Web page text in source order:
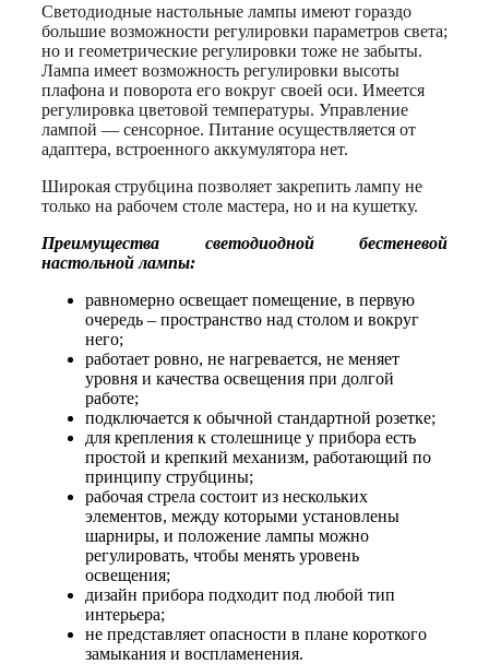
Светодиодные настольные лампы имеют гораздо
большие возможности регулировки параметров света;
но и геометрические регулировки тоже не забыты.
Лампа имеет возможность регулировки высоты
плафона и поворота его вокруг своей оси. Имеется
регулировка цветовой температуры. Управление
лампой — сенсорное. Питание осуществляется от
адаптера, встроенного аккумулятора нет.
Широкая струбцина позволяет закрепить лампу не
только на рабочем столе мастера, но и на кушетку.
Преимущества светодиодной бестеневой
настольной лампы:
равномерно освещает помещение, в первую
очередь – пространство над столом и вокруг
него;
работает ровно, не нагревается, не меняет
уровня и качества освещения при долгой
работе;
подключается к обычной стандартной розетке;
для крепления к столешнице у прибора есть
простой и крепкий механизм, работающий по
принципу струбцины;
рабочая стрела состоит из нескольких
элементов, между которыми установлены
шарниры, и положение лампы можно
регулировать, чтобы менять уровень
освещения;
дизайн прибора подходит под любой тип
интерьера;
не представляет опасности в плане короткого
замыкания и воспламенения.